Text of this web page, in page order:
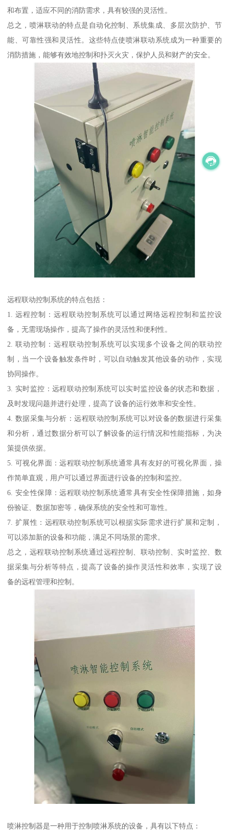
和布置，适应不同的消防需求，具有较强的灵活性。
总之，喷淋联动的特点是自动化控制、系统集成、多层次防护、节
能、可靠性强和灵活性。这些特点使喷淋联动系统成为一种重要的
消防措施，能够有效地控制和扑灭火灾，保护人员和财产的安全。
远程联动控制系统的特点包括：
1. 远程控制：远程联动控制系统可以通过网络远程控制和监控设
备，无需现场操作，提高了操作的灵活性和便利性。
2. 联动控制：远程联动控制系统可以实现多个设备之间的联动控
制，当一个设备触发条件时，可以自动触发其他设备的动作，实现
协同操作。
3. 实时监控：远程联动控制系统可以实时监控设备的状态和数据，
及时发现问题并进行处理，提高了设备的运行效率和安全性。
4. 数据采集与分析：远程联动控制系统可以对设备的数据进行采集
和分析，通过数据分析可以了解设备的运行情况和性能指标，为决
策提供依据。
5. 可视化界面：远程联动控制系统通常具有友好的可视化界面，操
作简单直观，用户可以通过界面进行设备的控制和监控。
6. 安全性保障：远程联动控制系统通常具有安全性保障措施，如身
份验证、数据加密等，确保系统的安全性和可靠性。
7. 扩展性：远程联动控制系统可以根据实际需求进行扩展和定制，
可以添加新的设备和功能，满足不同场景的需求。
总之，远程联动控制系统通过远程控制、联动控制、实时监控、数
据采集与分析等特点，提高了设备的操作灵活性和效率，实现了设
备的远程管理和控制。
喷淋控制器是一种用于控制喷淋系统的设备，具有以下特点：